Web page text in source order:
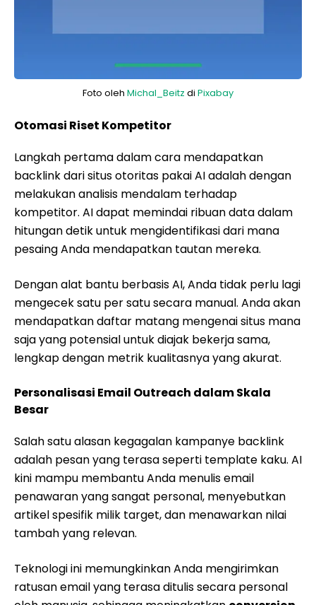
Foto oleh Michal_Beitz di Pixabay
Otomasi Riset Kompetitor
Langkah pertama dalam cara mendapatkan
backlink dari situs otoritas pakai AI adalah dengan
melakukan analisis mendalam terhadap
kompetitor. AI dapat memindai ribuan data dalam
hitungan detik untuk mengidentifikasi dari mana
pesaing Anda mendapatkan tautan mereka.
Dengan alat bantu berbasis AI, Anda tidak perlu lagi
mengecek satu per satu secara manual. Anda akan
mendapatkan daftar matang mengenai situs mana
saja yang potensial untuk diajak bekerja sama,
lengkap dengan metrik kualitasnya yang akurat.
Personalisasi Email Outreach dalam Skala
Besar
Salah satu alasan kegagalan kampanye backlink
adalah pesan yang terasa seperti template kaku. AI
kini mampu membantu Anda menulis email
penawaran yang sangat personal, menyebutkan
artikel spesifik milik target, dan menawarkan nilai
tambah yang relevan.
Teknologi ini memungkinkan Anda mengirimkan
ratusan email yang terasa ditulis secara personal